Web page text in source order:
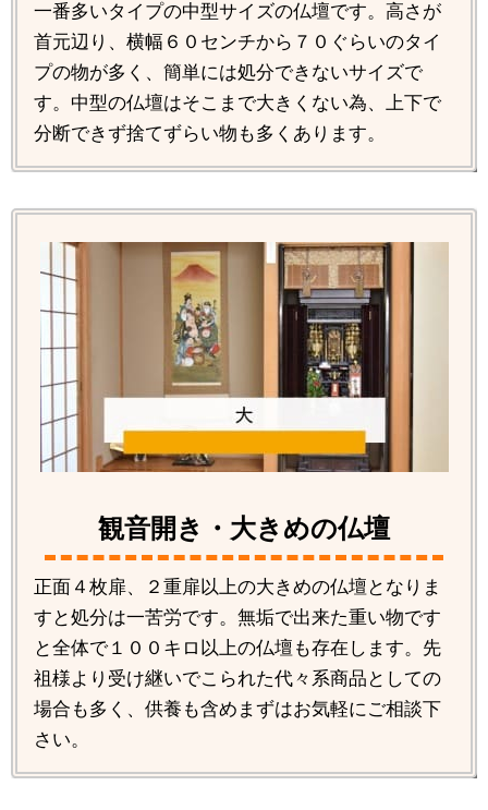
一番多いタイプの中型サイズの仏壇です。高さが
首元辺り、横幅６０センチから７０ぐらいのタイ
プの物が多く、簡単には処分できないサイズで
す。中型の仏壇はそこまで大きくない為、上下で
分断できず捨てずらい物も多くあります。
観音開き・大きめの仏壇
正面４枚扉、２重扉以上の大きめの仏壇となりま
すと処分は一苦労です。無垢で出来た重い物です
と全体で１００キロ以上の仏壇も存在します。先
祖様より受け継いでこられた代々系商品としての
場合も多く、供養も含めまずはお気軽にご相談下
さい。